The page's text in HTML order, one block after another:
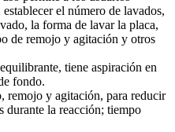
el número de lavados,
la forma de lavar la placa,
de remojo y agitación y otros
tiene aspiración en
fondo.
remojo y agitación, para reducir
durante la reacción; tiempo